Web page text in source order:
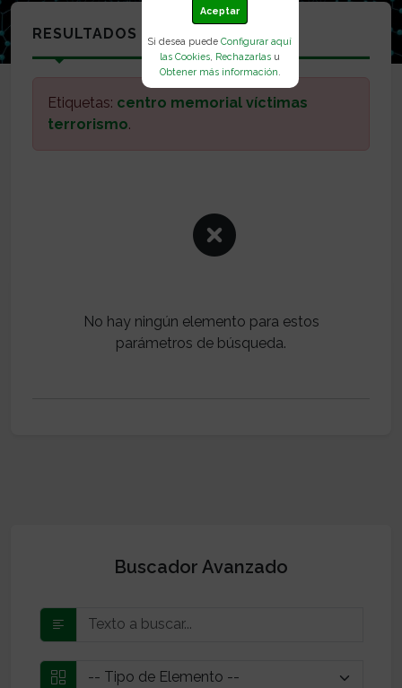
Aceptar
Si desea puedeConfigurar aquí
las Cookies Rechazarlas u
Obtener más información
RESULTADOS
Etiquetas: centro memorial víctimas
terrorismo.
No hay ningún elemento para estos
parámetros de búsqueda.
Buscador Avanzado